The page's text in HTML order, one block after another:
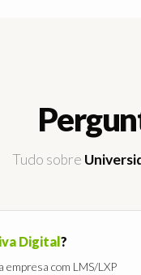
Tudo sobre
Digital?
empresa com LMS/LXP